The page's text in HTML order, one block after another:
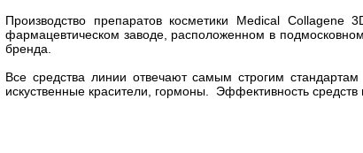
Производство препаратов косметики Medical
фармацевтическом заводе, расположенном в
бренда.
Все средства линии отвечают самым строгим
искуственные красители, гормоны. Эффективность